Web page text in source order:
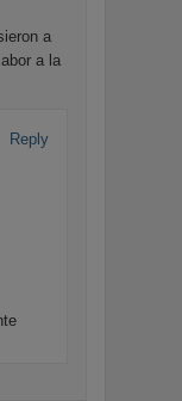
a
a la
Reply